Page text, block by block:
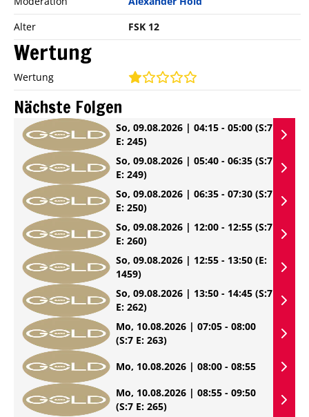
Alter
FSK 12
Wertung
Wertung
Nächste Folgen
So, 09.08.2026 | 04:15 - 05:00 (S:7
E: 245)
So, 09.08.2026 | 05:40 - 06:35 (S:7
E: 249)
So, 09.08.2026 | 06:35 - 07:30 (S:7
E: 250)
So, 09.08.2026 | 12:00 - 12:55 (S:7
E: 260)
So, 09.08.2026 | 12:55 - 13:50 (E:
1459)
So, 09.08.2026 | 13:50 - 14:45 (S:7
E: 262)
Mo, 10.08.2026 | 07:05 - 08:00
(S:7 E: 263)
Mo, 10.08.2026 | 08:00 - 08:55
Mo, 10.08.2026 | 08:55 - 09:50
(S:7 E: 265)